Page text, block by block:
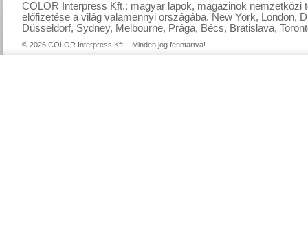
COLOR Interpress Kft.: magyar lapok, magazinok nemzetközi
előfizetése a világ valamennyi országába. New York, London,
Düsseldorf, Sydney, Melbourne, Prága, Bécs, Bratislava,
© 2026 COLOR Interpress Kft. - Minden jog fenntartva!